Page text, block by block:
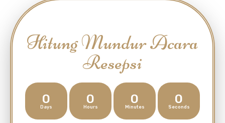
Hitung Mundur Acara
Resepsi
0
Days
0
Hours
0
Minutes
0
Seconds